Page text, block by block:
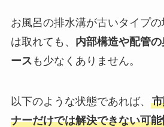
お風呂の排水溝が古いタイプ
は取れても、 内部構造や配管
ース も少なくありません。
以下のような状態であれば、
ナーだけでは解決できない可能